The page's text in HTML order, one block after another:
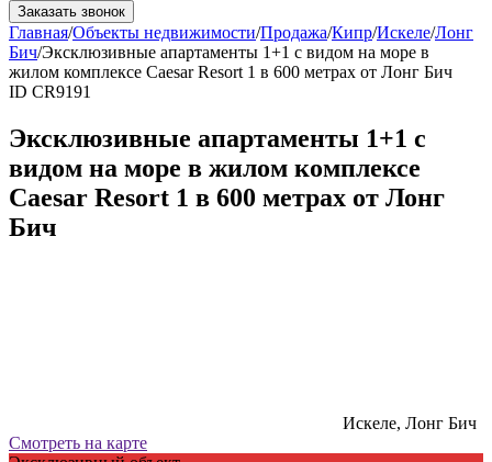
Заказать звонок
Главная/Объекты недвижимости/Продажа/Кипр/Искеле/Лонг
Бич/Эксклюзивные апартаменты 1+1 с видом на море в
жилом комплексе Caesar Resort 1 в 600 метрах от Лонг Бич
ID CR9191
Эксклюзивные апартаменты 1+1 с
видом на море в жилом комплексе
Caesar Resort 1 в 600 метрах от Лонг
Бич
Искеле, Лонг Бич
Смотреть на карте